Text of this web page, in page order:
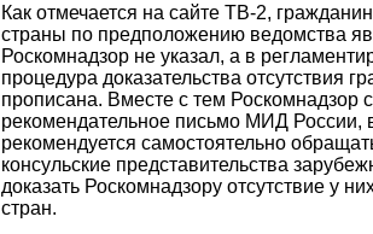
Как отмечается на сайте ТВ-2,
страны по предположению ведомства
Роскомнадзор не указал, а в
процедура доказательства отсутствия
прописана. Вместе с тем Роскомнадзор
рекомендательное письмо МИД России,
рекомендуется самостоятельно
консульские представительства
доказать Роскомнадзору отсутствие у
стран.